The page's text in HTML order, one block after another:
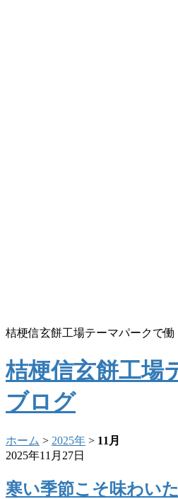
桔梗信玄餅工場テーマパークで働
桔梗信玄餅工場
ブログ
ホーム > 2025年 > 11月
2025年11月27日
寒い季節こそ味わい